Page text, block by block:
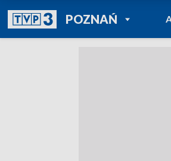
POZNAŃPOWRÓT DO
TVP REGIONY